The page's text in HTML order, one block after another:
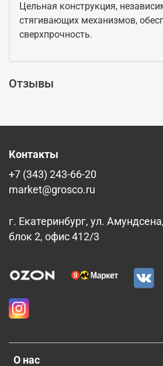
Цельная конструкция,
стягивающих механизмов,
сверхпрочность.
Отзывы
О нас
Контакты
+7 (343) 243-66-20
market@grosco.ru
г. Екатеринбург, ул.
блок 2, офис 412/3